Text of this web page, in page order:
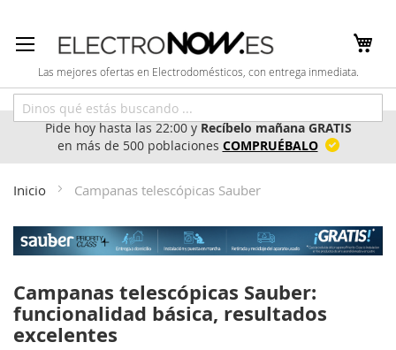
al
contenido
Las mejores ofertas en Electrodomésticos, con entrega inmediata.
Pide hoy hasta las 22:00 yRecíbelo mañana GRATIS
en más de 500 poblaciones COMPRUÉBALO
Inicio Campanas telescópicas Sauber
Campanas telescópicas Sauber:
funcionalidad básica, resultados
excelentes